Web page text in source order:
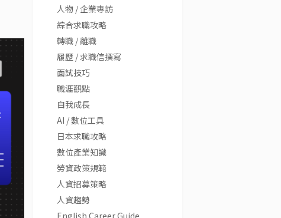
人物 / 企業專訪
綜合求職攻略
轉職 / 離職
履歷 / 求職信撰寫
面試技巧
職涯觀點
自我成長
AI / 數位工具
日本求職攻略
數位產業知識
勞資政策規範
人資招募策略
人資趨勢